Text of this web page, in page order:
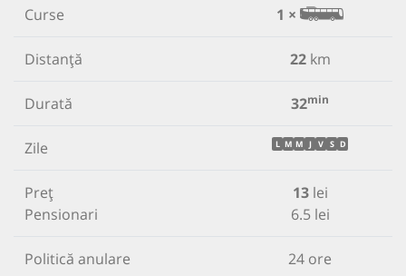
Curse 1 ×
Distanță 22km
Durată 32min
Zile L M M J V S D
Preț
Pensionari
13lei
6.5 lei
Politică anulare 24 ore